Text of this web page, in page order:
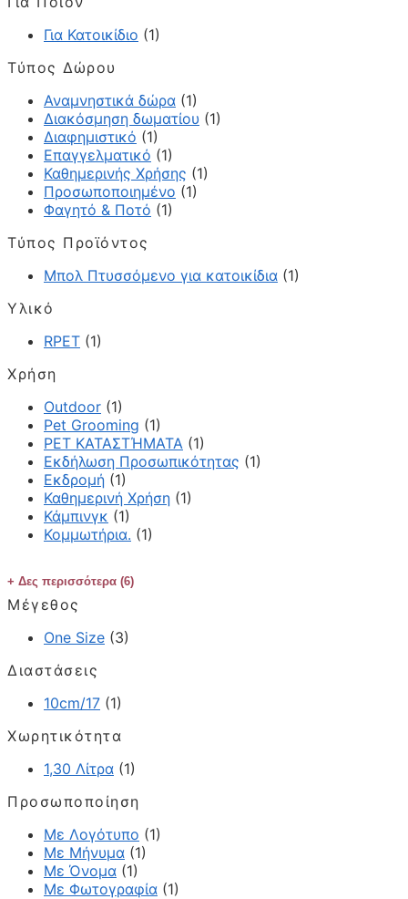
Για Κατοικίδιο (1)
Τύπος Δώρου
Αναμνηστικά δώρα (1)
Διακόσμηση δωματίου (1)
Διαφημιστικό (1)
Επαγγελματικό (1)
Καθημερινής Χρήσης (1)
Προσωποποιημένο (1)
Φαγητό & Ποτό (1)
Τύπος Προϊόντος
Μπολ Πτυσσόμενο για κατοικίδια (1)
Υλικό
RPET (1)
Χρήση
Outdoor (1)
Pet Grooming (1)
PET ΚΑΤΑΣΤΉΜΑΤΑ (1)
Εκδήλωση Προσωπικότητας (1)
Εκδρομή (1)
Καθημερινή Χρήση (1)
Κάμπινγκ (1)
Κομμωτήρια. (1)
Δες περισσότερα (6)
Μέγεθος
One Size (3)
Διαστάσεις
10cm/17 (1)
Χωρητικότητα
1,30 Λίτρα (1)
Προσωποποίηση
Με Λογότυπο (1)
Με Μήνυμα (1)
Με Όνομα (1)
Με Φωτογραφία (1)